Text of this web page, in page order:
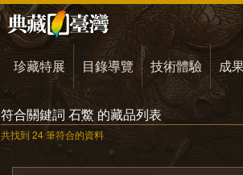
珍藏特展 目錄導覽 技術體驗 成
符合關鍵詞 石鱉 的藏品列表
共找到 24 筆符合的資料